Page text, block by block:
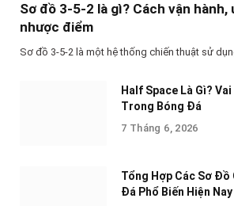
Sơ đồ 3-5-2 là gì? Cách vận hành,
nhược điểm
Sơ đồ 3-5-2 là một hệ thống chiến thuật sử
Half Space Là Gì?
Trong Bóng Đá
7 Tháng 6, 2026
Tổng Hợp Các Sơ Đồ
Đá Phổ Biến Hiện Nay